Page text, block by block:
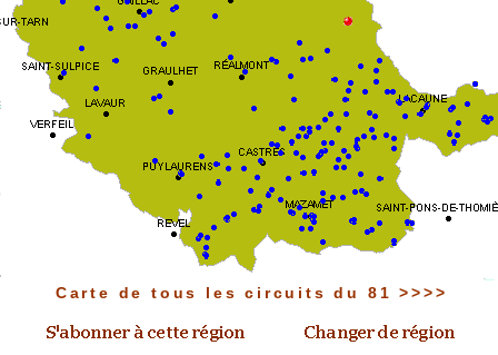
Carte de tous les circuits du 81 >>>>